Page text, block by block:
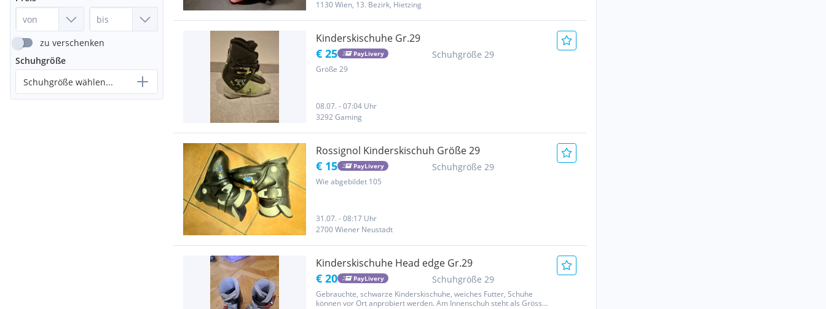
zu verschenken
Schuhgröße
Schuhgröße wählen...
1130 Wien, 13. Bezirk, Hietzing
Kinderskischuhe Gr.29
€ 25 PayLivery Schuhgröße 29
Größe 29
08.07. - 07:04 Uhr
3292 Gaming
Rossignol Kinderskischuh Größe 29
€ 15 PayLivery Schuhgröße 29
Wie abgebildet 105
31.07. - 08:17 Uhr
2700 Wiener Neustadt
Kinderskischuhe Head edge Gr.29
€ 20 PayLivery Schuhgröße 29
Gebrauchte, schwarze Kinderskischuhe, weiches Futter, Schuhe
können vor Ort anprobiert werden. Am Innenschuh steht als Grösse